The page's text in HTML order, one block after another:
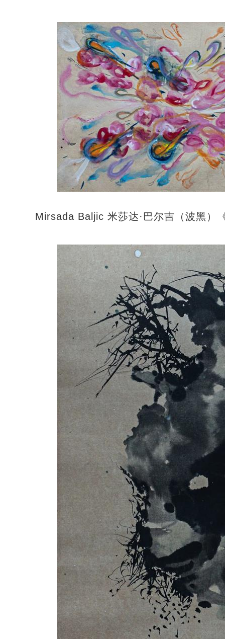
Mirsada Baljic 米莎达·巴尔吉（波黑）